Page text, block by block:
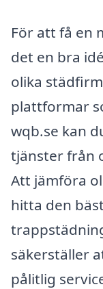
För att få en
det en bra
olika
plattformar
wqb.se kan
tjänster från
Att jämföra
hitta den
säkerställer
pålitlig